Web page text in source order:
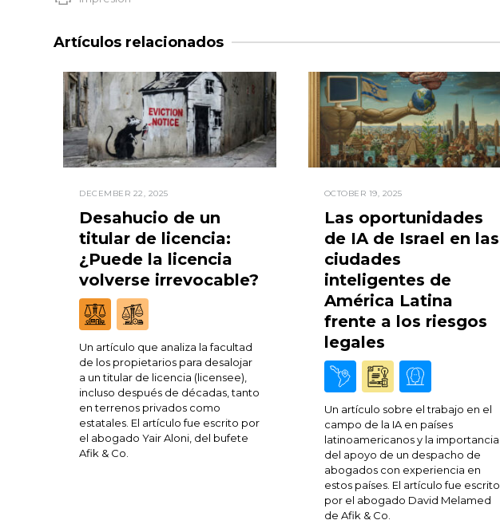
Artículos relacionados
DECEMBER 22, 2025
Desahucio de un
titular de licencia:
¿Puede la licencia
volverse irrevocable?
Un artículo que analiza la facultad
de los propietarios para desalojar
a un titular de licencia (licensee),
incluso después de décadas, tanto
en terrenos privados como
estatales. El artículo fue escrito por
el abogado Yair Aloni, del bufete
Afik & Co.
OCTOBER 19, 2025
Las oportunidades
de IA de Israel en las
ciudades
inteligentes de
América Latina
frente a los riesgos
legales
Un artículo sobre el trabajo en el
campo de la IA en países
latinoamericanos y la importancia
del apoyo de un despacho de
abogados con experiencia en
estos países. El artículo fue escrito
por el abogado David Melamed
de Afik & Co.